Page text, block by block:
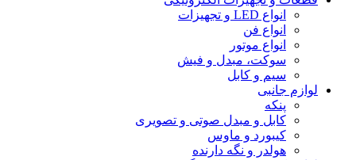
انواع LED و تجهیزات
انواع فن
انواع موتور
سوکت، مبدل و فیش
سیم و کابل
لوازم جانبی
پنکه
کابل و مبدل صوتی و تصویری
کیبورد و ماوس
هولدر و نگه دارنده